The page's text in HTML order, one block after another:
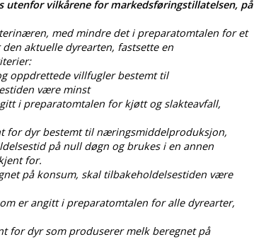
utenfor vilkårene for markedsføringstillatelsen, på
med mindre det i preparatomtalen for et
aktuelle dyrearten, fastsette en
oppdrettede villfugler bestemt til
være minst
i preparatomtalen for kjøtt og slakteavfall,
for dyr bestemt til næringsmiddelproduksjon,
på null døgn og brukes i en annen
for.
på konsum, skal tilbakeholdelsestiden være
er angitt i preparatomtalen for alle dyrearter,
for dyr som produserer melk beregnet på